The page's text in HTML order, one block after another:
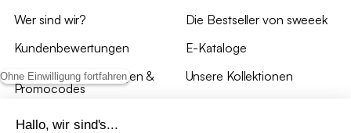
Ohne Einwilligung fortfahren
Hallo, wir sind's...
Wer sind wir?
Kundenbewertungen
*Angebotsbedingungen &
Promocodes
Bewertungen von sweeek
Die Bestseller von sweeek
E-Kataloge
Unsere Kollektionen